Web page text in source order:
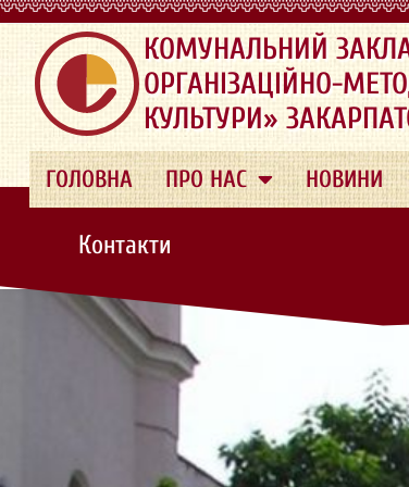
.
КОМУНАЛЬНИЙ
ОРГАНІЗАЦІЙНО-
КУЛЬТУРИ»
ГОЛОВНА ПРО НАС НОВИНИ
Контакти